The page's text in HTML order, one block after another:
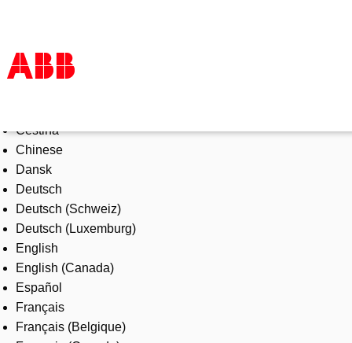
Products & Solutions
Industries
Services
About us
Where to buy
Contact us
Careers
Čeština
Chinese
Dansk
Deutsch
Deutsch (Schweiz)
Deutsch (Luxemburg)
English
English (Canada)
Español
Français
Français (Belgique)